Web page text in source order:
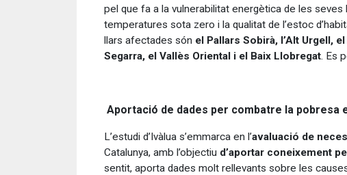
pel que fa a la vulnerabilitat energètica de les
temperatures sota zero i la qualitat de l’estoc
llars afectades són el Pallars Sobirà, l’Alt Urgell,
Segarra, el Vallès Oriental i el Baix Llobregat. Es
Aportació de dades per combatre la pobresa
L’estudi d’Ivàlua s’emmarca en l’avaluació de
Catalunya, amb l’objectiu d’aportar coneixement
sentit, aporta dades molt rellevants sobre les